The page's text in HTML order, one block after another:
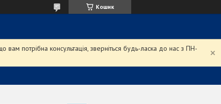
Кошик
потрібна консультація, зверніться будь-ласка до нас з ПН-